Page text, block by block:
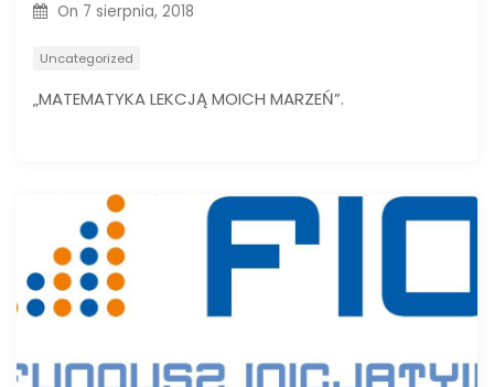
On 7 sierpnia, 2018
Uncategorized
„MATEMATYKA LEKCJĄ MOICH MARZEŃ”.